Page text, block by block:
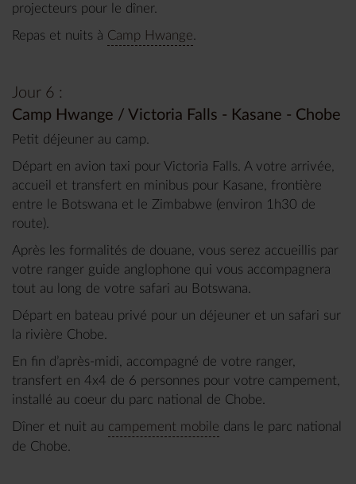
projecteurs pour le dîner.
Repas et nuits à Camp Hwange
Jour 6 :
Camp Hwange / Victoria Falls - Kasane - Chobe
Petit déjeuner au camp.
Départ en avion taxi pour Victoria Falls. A votre arrivée,
accueil et transfert en minibus pour Kasane, frontière
entre le Botswana et le Zimbabwe (environ 1h30 de
route).
Après les formalités de douane, vous serez accueillis par
votre ranger guide anglophone qui vous accompagnera
tout au long de votre safari au Botswana.
Départ en bateau privé pour un déjeuner et un safari sur
la rivière Chobe.
En fin d’après-midi, accompagné de votre ranger,
transfert en 4x4 de 6 personnes pour votre campement,
installé au coeur du parc national de Chobe.
Dîner et nuit au campement mobile dans le parc national
de Chobe.